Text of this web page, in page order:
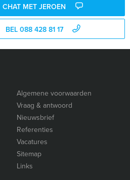
CHAT MET JEROEN
BEL 088 428 81 17
Algemene voorwaarden
Vraag & antwoord
Nieuwsbrief
Referenties
Vacatures
Sitemap
Links